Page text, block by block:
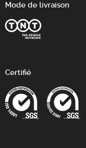
Mode de livraison
Certifié